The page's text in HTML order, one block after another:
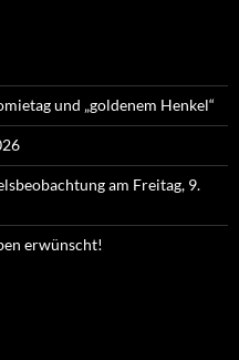
und „goldenem Henkel“
am Freitag, 9.
erwünscht!